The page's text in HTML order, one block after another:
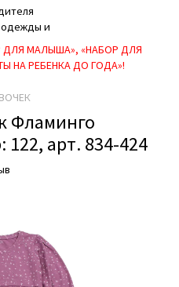
МАЛЫША», «НАБОР ДЛЯ
НА РЕБEНКА ДО ГОДА»!
Фламинго
арт. 834-424